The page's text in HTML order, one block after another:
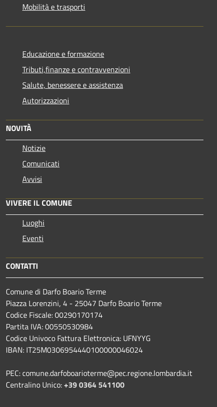
Mobilità e trasporti
Educazione e formazione
Tributi,finanze e contravvenzioni
Salute, benessere e assistenza
Autorizzazioni
NOVITÀ
Notizie
Comunicati
Avvisi
VIVERE IL COMUNE
Luoghi
Eventi
CONTATTI
Comune di Darfo Boario Terme
Piazza Lorenzini, 4 - 25047 Darfo Boario Terme
Codice Fiscale: 00290170174
Partita IVA: 00550530984
Codice Univoco Fattura Elettronica: UFNYYG
IBAN: IT25M0306954440100000046024
PEC: comune.darfoboarioterme@pec.regione.lombardia.it
Centralino Unico:+39 0364 541100